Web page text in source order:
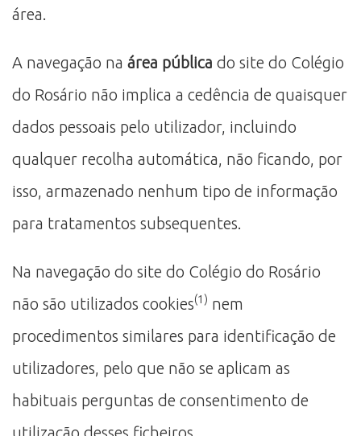
área.
A navegação na área pública do site do Colégio
do Rosário não implica a cedência de quaisquer
dados pessoais pelo utilizador, incluindo
qualquer recolha automática, não ficando, por
isso, armazenado nenhum tipo de informação
para tratamentos subsequentes.
Na navegação do site do Colégio do Rosário
não são utilizados cookies(1) nem
procedimentos similares para identificação de
utilizadores, pelo que não se aplicam as
habituais perguntas de consentimento de
utilização desses ficheiros.